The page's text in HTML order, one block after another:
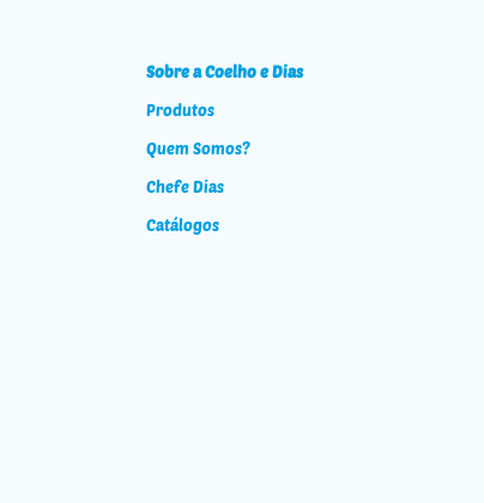
Sobre a Coelho e Dias
Produtos
Quem Somos?
Chefe Dias
Catálogos